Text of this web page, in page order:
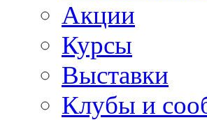
Акции
Курсы
Выставки
Клубы и